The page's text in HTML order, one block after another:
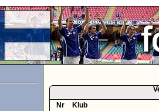
Nr
Klub